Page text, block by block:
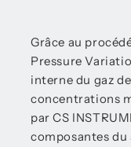
Grâce au
Pressure
interne du gaz
concentrations
par CS
composantes du